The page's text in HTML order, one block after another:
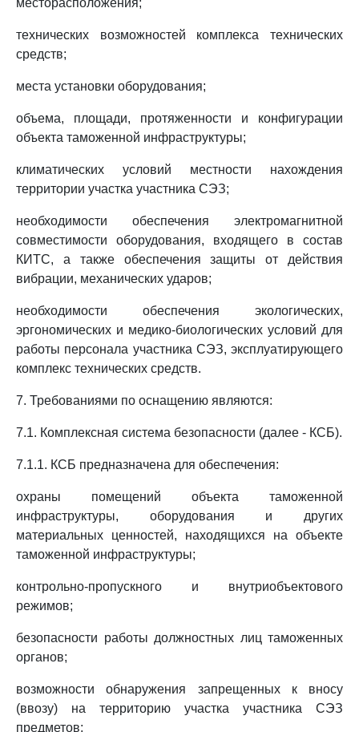
месторасположения;
технических возможностей комплекса технических
средств;
места установки оборудования;
объема, площади, протяженности и конфигурации
объекта таможенной инфраструктуры;
климатических условий местности нахождения
территории участка участника СЭЗ;
необходимости обеспечения электромагнитной
совместимости оборудования, входящего в состав
КИТС, а также обеспечения защиты от действия
вибрации, механических ударов;
необходимости обеспечения экологических,
эргономических и медико-биологических условий для
работы персонала участника СЭЗ, эксплуатирующего
комплекс технических средств.
7. Требованиями по оснащению являются:
7.1. Комплексная система безопасности (далее - КСБ).
7.1.1. КСБ предназначена для обеспечения:
охраны помещений объекта таможенной
инфраструктуры, оборудования и других
материальных ценностей, находящихся на объекте
таможенной инфраструктуры;
контрольно-пропускного и внутриобъектового
режимов;
безопасности работы должностных лиц таможенных
органов;
возможности обнаружения запрещенных к вносу
(ввозу) на территорию участка участника СЭЗ
предметов;